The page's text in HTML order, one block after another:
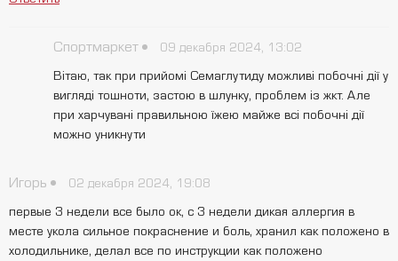
Спортмаркет 09 декабря 2024, 13:02
Вітаю, так при прийомі Семаглутиду можливі побочні дії у
вигляді тошноти, застою в шлунку, проблем із жкт. Але
при харчувані правильною їжею майже всі побочні дії
можно уникнути
Игорь 02 декабря 2024, 19:08
первые 3 недели все было ок, с 3 недели дикая аллергия в
месте укола сильное покраснение и боль, хранил как положено в
холодильнике, делал все по инструкции как положено